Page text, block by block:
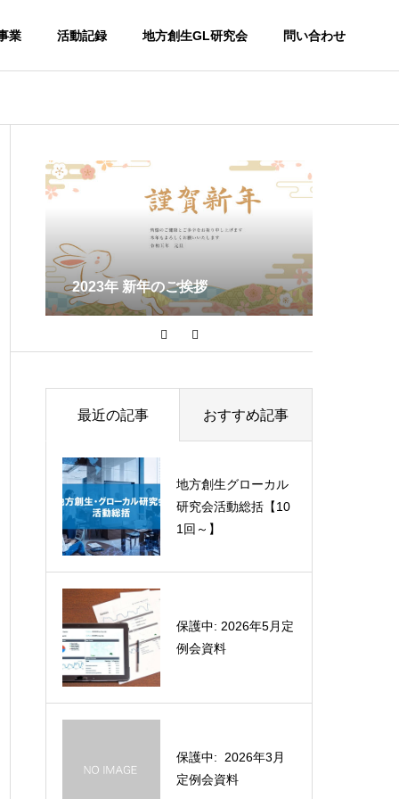
業 活動記録 地方創生GL研究会 問い合わせ
2023年 新年のご挨拶
最近の記事 おすすめ記事
地方創生グローカル
研究会活動総括【10
1回～】
保護中: 2026年5月定
例会資料
保護中: 2026年3月
定例会資料
【2023年】第2回水
インフラマネジメン
ト大学事業Planning
ント大学事業Plannin
g演習コース
ースの可能性、地方
創生への展開を展望